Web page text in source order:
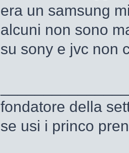
era un samsung
alcuni non sono
su sony e jvc non
fondatore della
se usi i princo